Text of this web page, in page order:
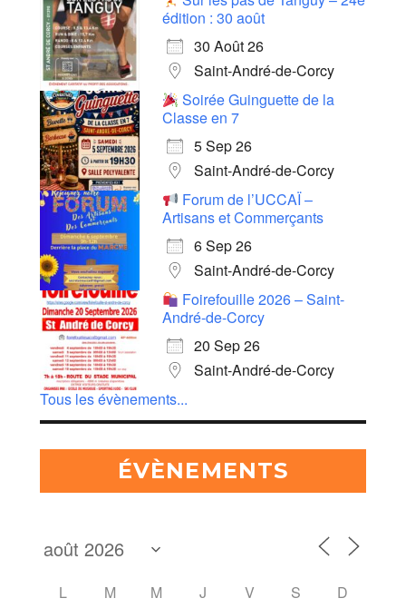
édition : 30 août
30 Août 26
Saint-André-de-Corcy
Soirée Guinguette de la
Classe en 7
5 Sep 26
Saint-André-de-Corcy
Forum de l’UCCAÏ –
Artisans et Commerçants
6 Sep 26
Saint-André-de-Corcy
Foirefouille 2026 – Saint-
André-de-Corcy
20 Sep 26
Saint-André-de-Corcy
Tous les évènements...
ÉVÈNEMENTS
L M M J V S
D